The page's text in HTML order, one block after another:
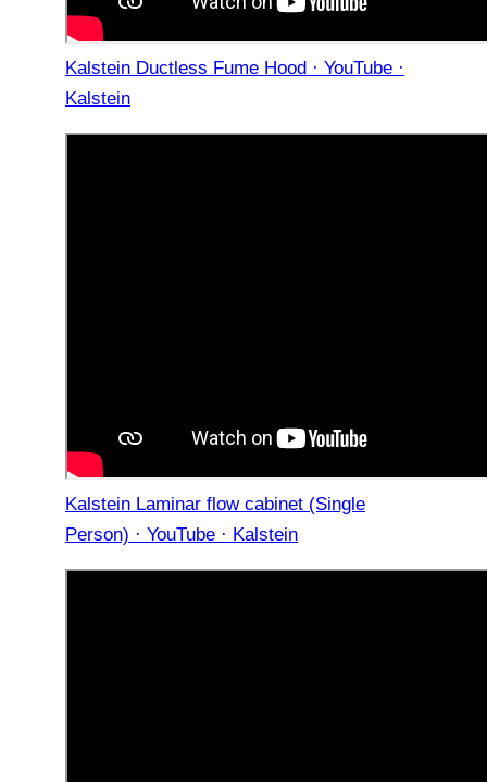
Kalstein Ductless Fume Hood · YouTube ·
Kalstein
Kalstein Laminar flow cabinet (Single
Person) · YouTube · Kalstein